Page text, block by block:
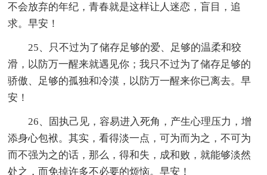
不会放弃的年纪，青春就是这样让人迷恋，盲目，追
求。早安！
25、只不过为了储存足够的爱、足够的温柔和狡
滑，以防万一醒来就遇见你；我只不过为了储存足够的
骄傲、足够的孤独和冷漠，以防万一醒来你已离去。早
安！
26、固执己见，容易进入死角，产生心理压力，增
添身心包袱。其实，看得淡一点，可为而为之，不可为
而不强为之的话，那么，得和失，成和败，就能够淡然
处之，而免掉许多不必要的烦恼。早安！